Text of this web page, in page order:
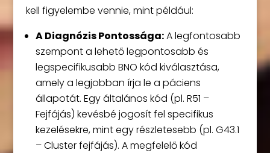
kell figyelembe vennie, mint például:
A Diagnózis Pontossága:A legfontosabb
szempont a lehető legpontosabb és
legspecifikusabb BNO kód kiválasztása,
amely a legjobban írja le a páciens
állapotát. Egy általános kód (pl. R51 –
Fejfájás) kevésbé jogosít fel specifikus
kezelésekre, mint egy részletesebb (pl. G43.1
– Cluster fejfájás). A megfelelő kód